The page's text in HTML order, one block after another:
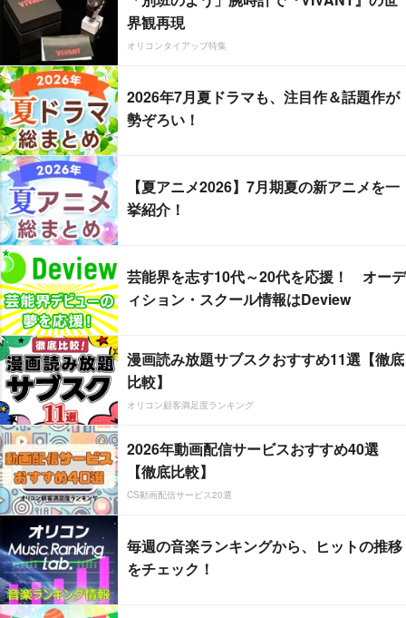
界観再現
オリコンタイアップ特集
2026年7月夏ドラマも、注目作＆話題作が
勢ぞろい！
【夏アニメ2026】7月期夏の新アニメを一
挙紹介！
芸能界を志す10代～20代を応援！ オーデ
ィション・スクール情報はDeview
漫画読み放題サブスクおすすめ11選【徹底
比較】
オリコン顧客満足度ランキング
2026年動画配信サービスおすすめ40選
【徹底比較】
CS動画配信サービス20選
毎週の音楽ランキングから、ヒットの推移
をチェック！